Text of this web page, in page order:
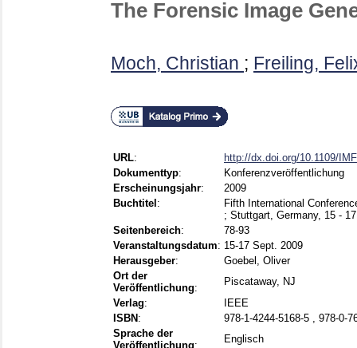
The Forensic Image
Moch, Christian ; Freiling,
URL:
http://dx.doi.org/10.1109/
Dokumenttyp:
Konferenzveröffentlichung
Erscheinungsjahr:
2009
Buchtitel :
Fifth International
; Stuttgart, Germany, 15 -
Seitenbereich:
78-93
Veranstaltungsdatum: 15-17 Sept. 2009
Herausgeber:
Goebel, Oliver
Ort der
Veröffentlichung:
Piscataway, NJ
Verlag:
IEEE
ISBN :
978-1-4244-5168-5 , 978-0-
Sprache der
Veröffentlichung:
Englisch